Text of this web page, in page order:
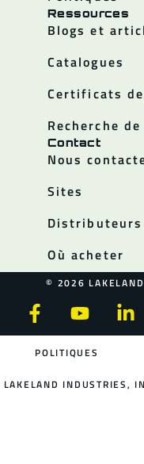
Ressources
Blogs et
Catalogues
Certificats
Recherche
Contact
Nous
Sites
Distributeurs
Où acheter
© 2026 LAKELAND
POLITIQUES
LAKELAND INDUSTRIES,